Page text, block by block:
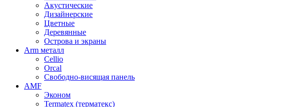
Акустические
Дизайнерские
Цветные
Деревянные
Острова и экраны
Arm металл
Cellio
Orcal
Свободно-висящая панель
AMF
Эконом
Termatex (терматекс)